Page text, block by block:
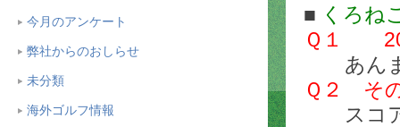
今月のアンケート
弊社からのおしらせ
未分類
海外ゴルフ情報
■ くろ
Ｑ１
あんま
Ｑ２ そ
スコア